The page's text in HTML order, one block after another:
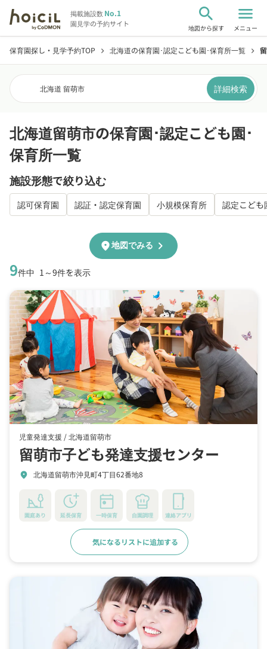
掲載施設数No.1
園見学の予約サイト
search
地図から探す
menu
メニュー
保育園探し・見学予約TOP chevron_right 北海道の保育園･認定こども園･保育所一覧 chevron_right
北海道 留萌市 詳細検索
北海道留萌市の保育園･認定こども園･
保育所一覧
施設形態で絞り込む
認可保育園 認証・認定保育園 小規模保育所 認定こども
9件中 1～9件を表示
location_on地図でみる chevron_right
児童発達支援 /北海道留萌市
留萌市子ども発達支援センター
location_on 北海道留萌市沖見町4丁目62番地8
園庭あり 延長保育 一時保育 自園調理 連絡アプリ
気になるリストに追加する